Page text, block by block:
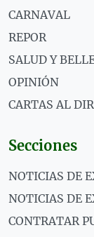
CARNAVAL
REPOR
SALUD Y
OPINIÓN
CARTAS AL
Secciones
NOTICIAS DE
NOTICIAS DE
CONTRATAR